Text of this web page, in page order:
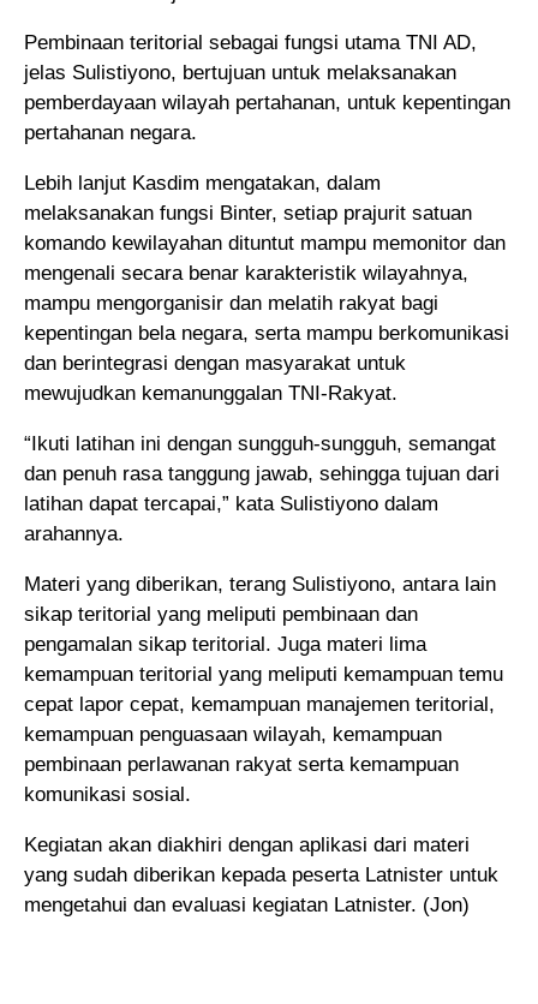
Pembinaan teritorial sebagai fungsi utama TNI AD,
jelas Sulistiyono, bertujuan untuk melaksanakan
pemberdayaan wilayah pertahanan, untuk kepentingan
pertahanan negara.
Lebih lanjut Kasdim mengatakan, dalam
melaksanakan fungsi Binter, setiap prajurit satuan
komando kewilayahan dituntut mampu memonitor dan
mengenali secara benar karakteristik wilayahnya,
mampu mengorganisir dan melatih rakyat bagi
kepentingan bela negara, serta mampu berkomunikasi
dan berintegrasi dengan masyarakat untuk
mewujudkan kemanunggalan TNI-Rakyat.
“Ikuti latihan ini dengan sungguh-sungguh, semangat
dan penuh rasa tanggung jawab, sehingga tujuan dari
latihan dapat tercapai,” kata Sulistiyono dalam
arahannya.
Materi yang diberikan, terang Sulistiyono, antara lain
sikap teritorial yang meliputi pembinaan dan
pengamalan sikap teritorial. Juga materi lima
kemampuan teritorial yang meliputi kemampuan temu
cepat lapor cepat, kemampuan manajemen teritorial,
kemampuan penguasaan wilayah, kemampuan
pembinaan perlawanan rakyat serta kemampuan
komunikasi sosial.
Kegiatan akan diakhiri dengan aplikasi dari materi
yang sudah diberikan kepada peserta Latnister untuk
mengetahui dan evaluasi kegiatan Latnister. (Jon)